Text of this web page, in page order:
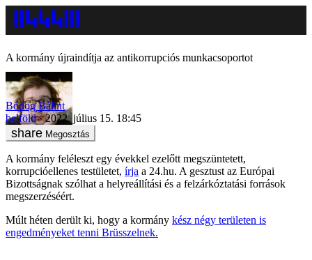
A kormány újraindítja az antikorrupciós munkacsoportot
Bódog Bálint
belföld
2022. július 15. 18:45
Megosztás
A kormány feléleszt egy évekkel ezelőtt megszüntetett,
korrupcióellenes testületet, írja a 24.hu. A gesztust az Európai
Bizottságnak szólhat a helyreállítási és a felzárkóztatási források
megszerzéséért.
Múlt héten derült ki, hogy a kormány kész négy területen is
engedményeket tenni Brüsszelnek.